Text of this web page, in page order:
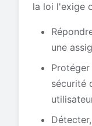
la loi l'exige
une
sécurité